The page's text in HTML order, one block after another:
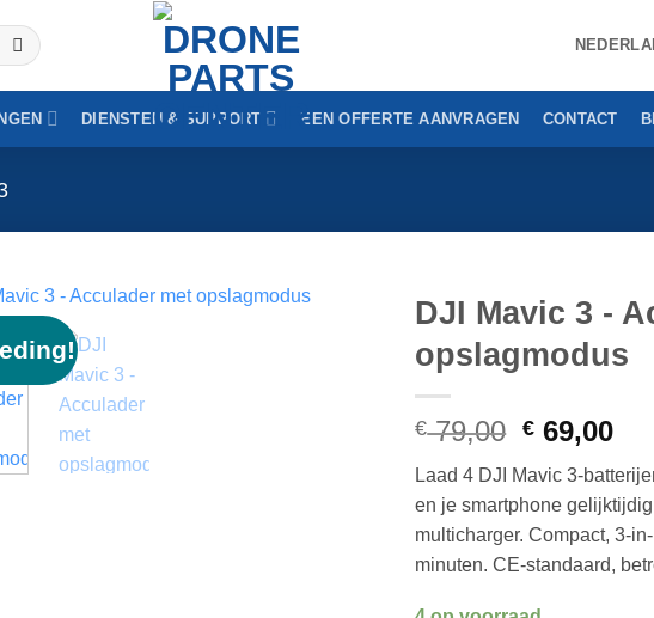
DIENSTEN & SUPPORT EEN OFFERTE AANVRAGEN CONTACT
DJI Mavic 3 -
opslagmodus
€79,00
was:
€ 79,00.
€ 69,00
is:
€
Laad 4 DJI Mavic 3-
en je smartphone
multicharger. Compact, 3-
minuten. CE-standaard,